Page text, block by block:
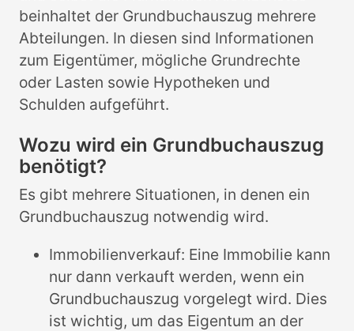
beinhaltet der Grundbuchauszug mehrere
Abteilungen. In diesen sind Informationen
zum Eigentümer, mögliche Grundrechte
oder Lasten sowie Hypotheken und
Schulden aufgeführt.
Wozu wird ein Grundbuchauszug
benötigt?
Es gibt mehrere Situationen, in denen ein
Grundbuchauszug notwendig wird.
Immobilienverkauf: Eine Immobilie kann
nur dann verkauft werden, wenn ein
Grundbuchauszug vorgelegt wird. Dies
ist wichtig, um das Eigentum an der